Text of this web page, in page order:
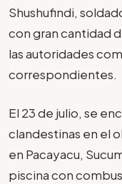
Shushufindi,
con gran cantidad
las autoridades
correspondientes.
El 23 de julio, se
clandestinas en el
en Pacayacu,
piscina con